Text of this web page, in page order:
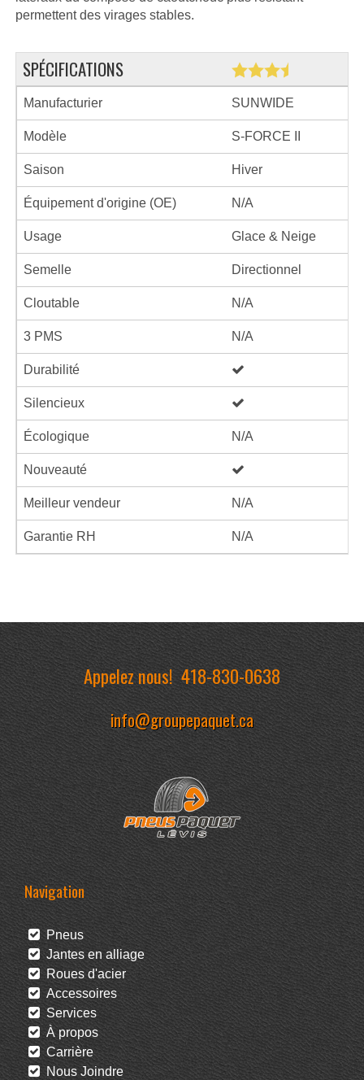
permettent des virages stables.
SPÉCIFICATIONS
Manufacturier SUNWIDE
Modèle S-FORCE II
Saison Hiver
Équipement d'origine (OE) N/A
Usage Glace & Neige
Semelle Directionnel
Cloutable N/A
3 PMS N/A
Durabilité
Silencieux
Écologique N/A
Nouveauté
Meilleur vendeur N/A
Garantie RH N/A
Appelez nous!418-830-0638
info@groupepaquet.ca
Navigation
Pneus
Jantes en alliage
Roues d'acier
Accessoires
Services
À propos
Carrière
Nous Joindre